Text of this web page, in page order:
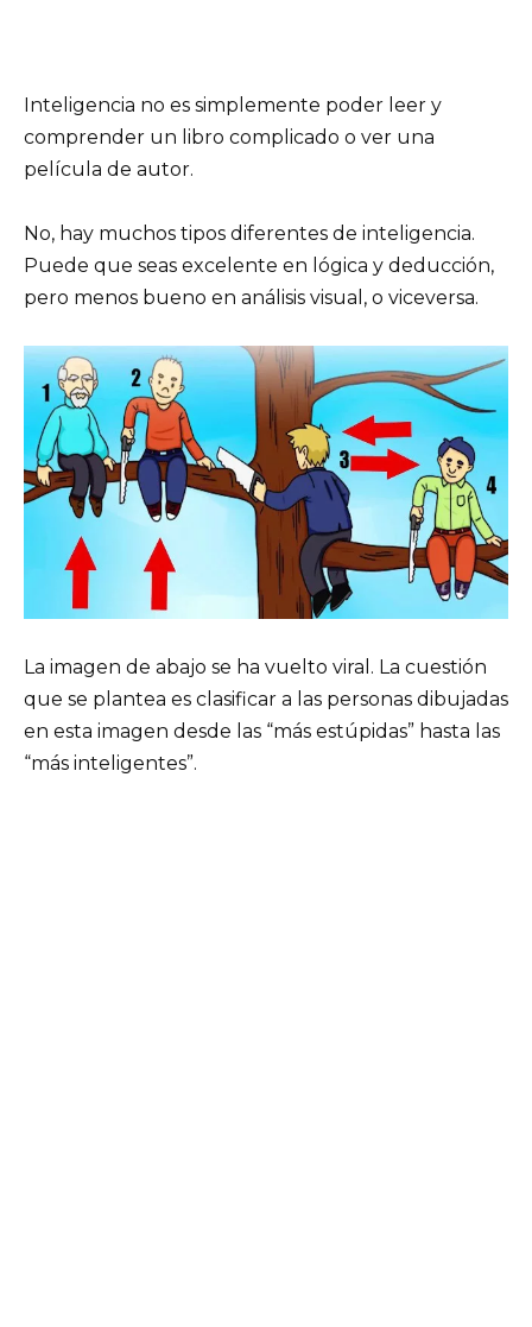
Inteligencia no es simplemente poder leer y
comprender un libro complicado o ver una
película de autor.
No, hay muchos tipos diferentes de inteligencia.
Puede que seas excelente en lógica y deducción,
pero menos bueno en análisis visual, o viceversa.
La imagen de abajo se ha vuelto viral. La cuestión
que se plantea es clasificar a las personas dibujadas
en esta imagen desde las “más estúpidas” hasta las
“más inteligentes”.